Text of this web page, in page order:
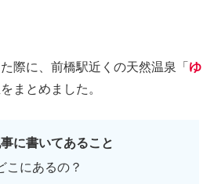
際に、前橋駅近くの天然温泉「 ゆ
まとめました。
に書いてあること
こにあるの？